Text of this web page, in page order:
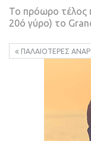
Το πρόωρο τέλος
20ό γύρο) το
ΠΑΛΑΙΌΤΕΡΕΣ